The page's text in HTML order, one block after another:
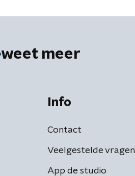
weet meer
Info
Contact
Veelgestelde vragen
App de studio